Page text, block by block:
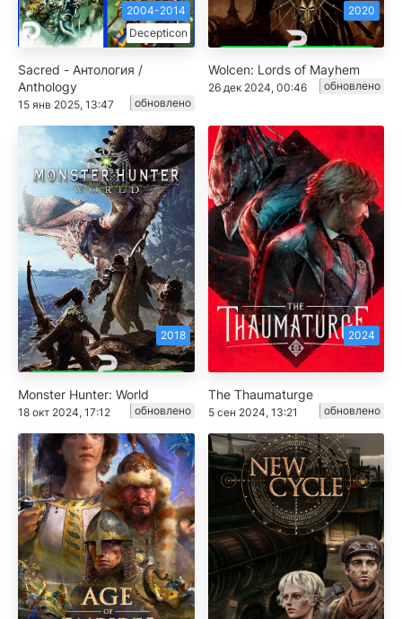
Decepticon
2004-2014
Sacred - Антология /
Anthology
15 янв 2025, 13:47 обновлено
2020
Wolcen: Lords of Mayhem
26 дек 2024, 00:46 обновлено
2018
Monster Hunter: World
18 окт 2024, 17:12 обновлено
2024
The Thaumaturge
5 сен 2024, 13:21 обновлено